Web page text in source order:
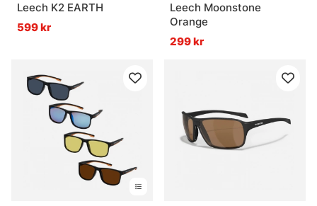
Leech K2 EARTH
599 kr
Leech Moonstone
Orange
299 kr